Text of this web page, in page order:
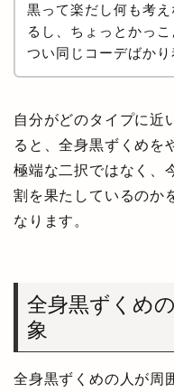
黒って楽だし何も考
るし、ちょっとかっ
つい同じコーデばか
自分がどのタイプに近
ると、全身黒ずくめを
極端な二択ではなく、
割を果たしているのか
なります。
全身黒ずくめ
象
全身黒ずくめの人が周